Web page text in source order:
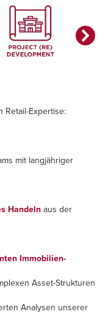
Retail-Expertise:
mit langjähriger
Handeln aus der
Immobilien-
Asset-Strukturen
Analysen unserer